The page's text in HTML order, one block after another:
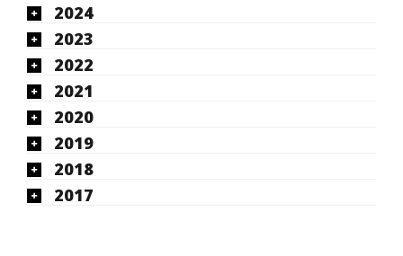
2024
2023
2022
2021
2020
2019
2018
2017